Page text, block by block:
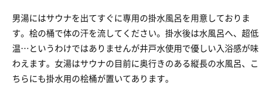
男湯にはサウナを出てすぐに専用の掛水風呂を用意しておりま
す。桧の桶で体の汗を流してください。掛水後は水風呂へ、超低
温…というわけではありませんが井戸水使用で優しい入浴感が味
わえます。女湯はサウナの目前に奥行きのある縦長の水風呂、こ
ちらにも掛水用の桧桶が置いてあります。